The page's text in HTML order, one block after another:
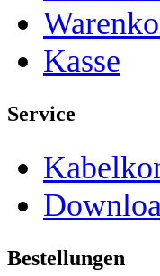
Kasse
Service
Bestellungen